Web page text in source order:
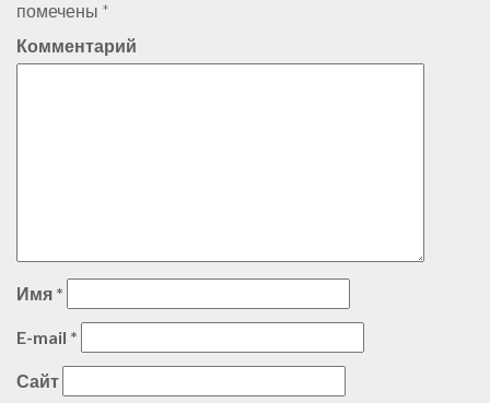
помечены *
Комментарий
Имя *
E-mail *
Сайт